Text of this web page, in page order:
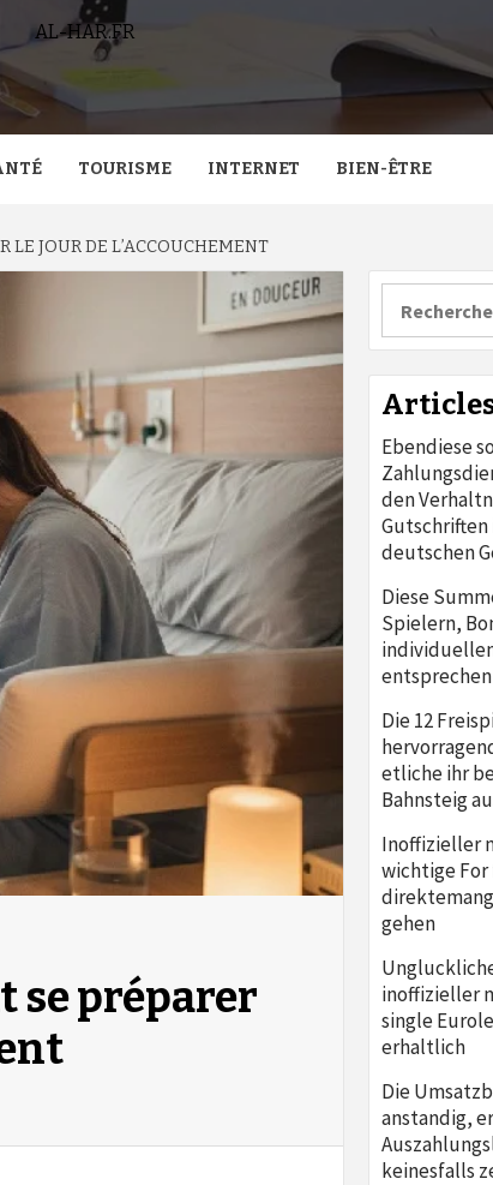
AL-HAR.FR
TOURISME INTERNET BIEN-ÊTRE
LE JOUR DE L’ACCOUCHEMENT
se préparer
Ebendiese
den
deutschen
Diese
Spielern,
entsprechen
Die 12
etliche ihr
Bahnsteig
Inoffizieller
wichtige
gehen
inoffizieller
single
erhaltlich
Die
anstandig,
keinesfalls